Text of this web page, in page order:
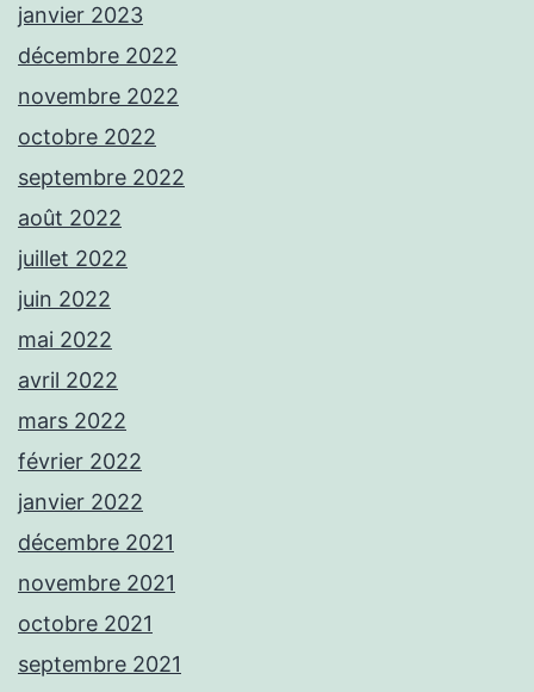
janvier 2023
décembre 2022
novembre 2022
octobre 2022
septembre 2022
août 2022
juillet 2022
juin 2022
mai 2022
avril 2022
mars 2022
février 2022
janvier 2022
décembre 2021
novembre 2021
octobre 2021
septembre 2021